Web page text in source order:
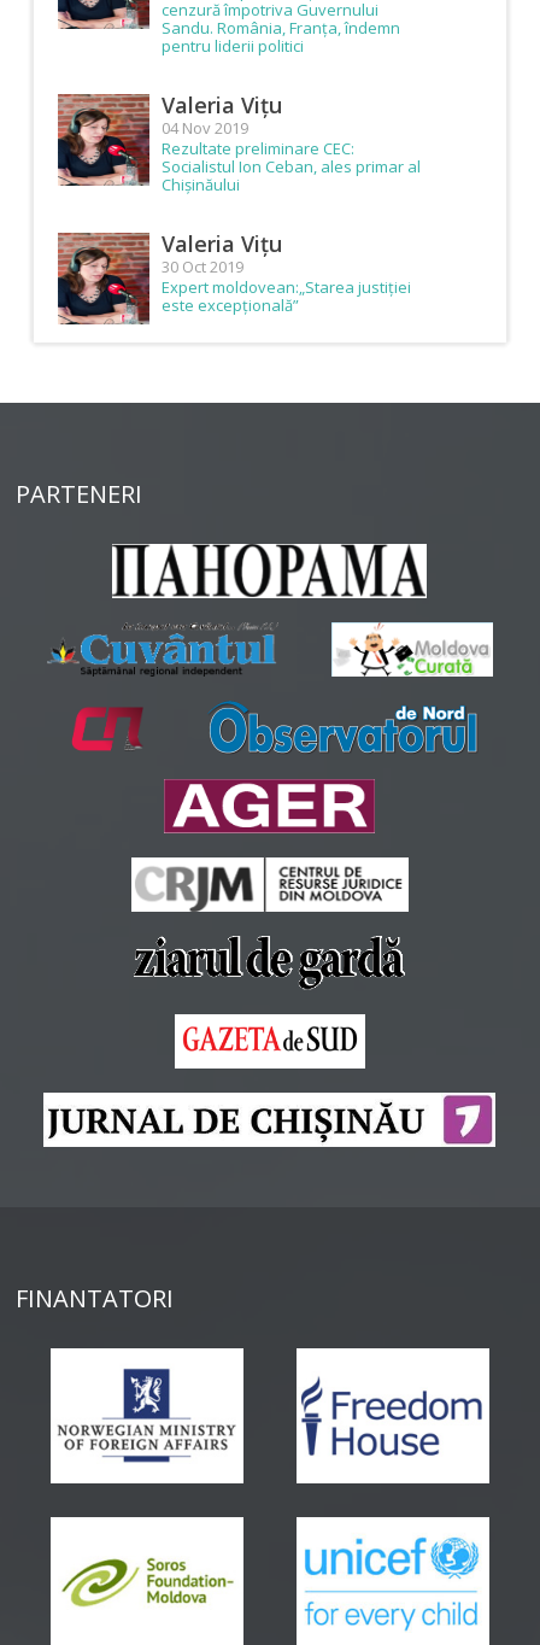
cenzură împotriva Guvernului
Sandu. România, Franța, îndemn
pentru liderii politici
Valeria Vițu
04 Nov 2019
Rezultate preliminare CEC:
Socialistul Ion Ceban, ales primar al
Chișinăului
Valeria Vițu
30 Oct 2019
Expert moldovean:„Starea justiției
este excepțională”
PARTENERI
FINANTATORI